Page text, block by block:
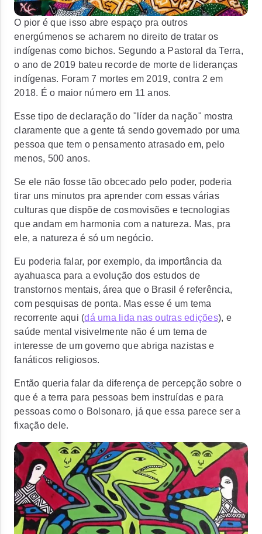
O pior é que isso abre espaço pra outros
energúmenos se acharem no direito de tratar os
indígenas como bichos. Segundo a Pastoral da Terra,
o ano de 2019 bateu recorde de morte de lideranças
indígenas. Foram 7 mortes em 2019, contra 2 em
2018. É o maior número em 11 anos.
Esse tipo de declaração do "líder da nação" mostra
claramente que a gente tá sendo governado por uma
pessoa que tem o pensamento atrasado em, pelo
menos, 500 anos.
Se ele não fosse tão obcecado pelo poder, poderia
tirar uns minutos pra aprender com essas várias
culturas que dispõe de cosmovisões e tecnologias
que andam em harmonia com a natureza. Mas, pra
ele, a natureza é só um negócio.
Eu poderia falar, por exemplo, da importância da
ayahuasca para a evolução dos estudos de
transtornos mentais, área que o Brasil é referência,
com pesquisas de ponta. Mas esse é um tema
recorrente aqui (dá uma lida nas outras edições), e
saúde mental visivelmente não é um tema de
interesse de um governo que abriga nazistas e
fanáticos religiosos.
Então queria falar da diferença de percepção sobre o
que é a terra para pessoas bem instruídas e para
pessoas como o Bolsonaro, já que essa parece ser a
fixação dele.